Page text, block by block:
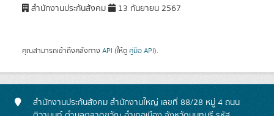
สำนักงานประกันสังคม 13 กันยายน 2567
คุณสามารถเข้าถึงคลังทาง API (ให้ดู คู่มือ API).
สำนักงานประกันสังคม สำนักงานใหญ่ เลขที่ 88/28 หมู่ 4 ถนน